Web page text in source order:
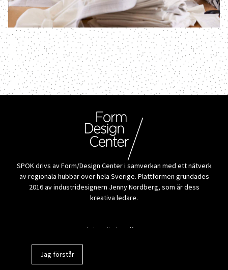
SPOK drivs av Form/Design Center i samverkan med ett nätverk
av regionala hubbar över hela Sverige. Plattformen grundades
2016 av industridesignern Jenny Nordberg, som är dess
kreativa ledare.
Integritetspolicy
Jag förstår